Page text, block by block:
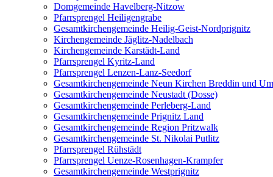
Domgemeinde Havelberg-Nitzow
Pfarrsprengel Heiligengrabe
Gesamtkirchengemeinde Heilig-Geist-Nordprignitz
Kirchengemeinde Jäglitz-Nadelbach
Kirchengemeinde Karstädt-Land
Pfarrsprengel Kyritz-Land
Pfarrsprengel Lenzen-Lanz-Seedorf
Gesamtkirchengemeinde Neun Kirchen Breddin und
Gesamtkirchengemeinde Neustadt (Dosse)
Gesamtkirchengemeinde Perleberg-Land
Gesamtkirchengemeinde Prignitz Land
Gesamtkirchengemeinde Region Pritzwalk
Gesamtkirchengemeinde St. Nikolai Putlitz
Pfarrsprengel Rühstädt
Pfarrsprengel Uenze-Rosenhagen-Krampfer
Gesamtkirchengemeinde Westprignitz